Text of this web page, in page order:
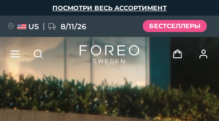
ПОСМОТРИ ВЕСЬ АССОРТИМЕНТ
US 8/11/26 БЕСТСЕЛЛЕРЫ
Войти
Профиль пользователя
НОВИНКА
BREAKING NEWS
Язык